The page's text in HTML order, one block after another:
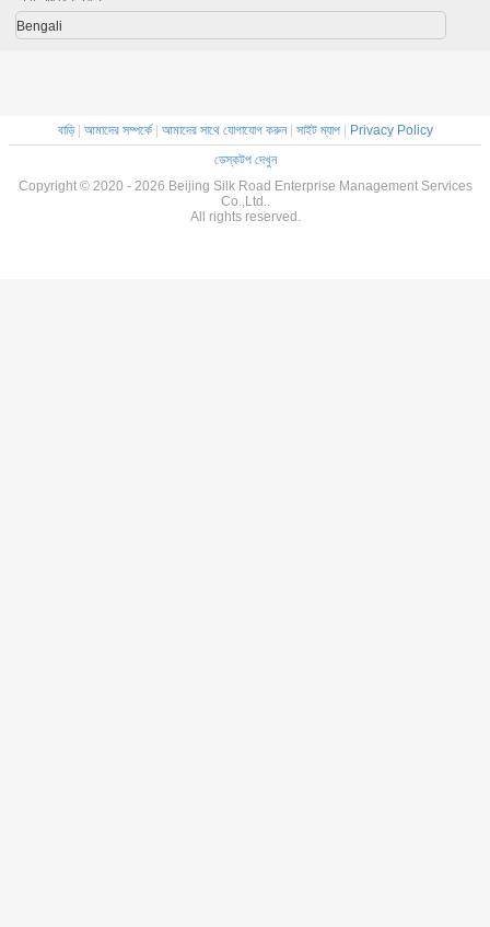
Bengali
বাড়ি| আমাদের সম্পর্কে| আমাদের সাথে যোগাযোগ করুন| সাইট ম্যাপ| Privacy Policy
ডেস্কটপ দেখুন
Copyright © 2020 - 2026 Beijing Silk Road Enterprise Management Services
Co.,Ltd..
All rights reserved.